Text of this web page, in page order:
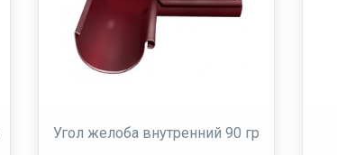
Угол желоба внутренний 90 гр